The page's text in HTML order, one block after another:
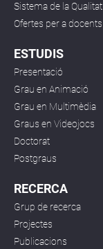
Sistema de la Qualitat
Ofertes per a docents
ESTUDIS
Presentació
Grau en Animació
Grau en Multimèdia
Graus en Videojocs
Doctorat
Postgraus
RECERCA
Grup de recerca
Projectes
Publicacions